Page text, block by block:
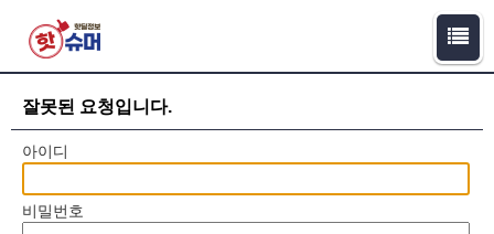
잘못된 요청입니다.
아이디
비밀번호